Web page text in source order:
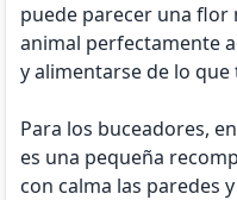
puede parecer una flor
animal perfectamente
y alimentarse de lo
Para los buceadores,
es una pequeña
con calma las paredes